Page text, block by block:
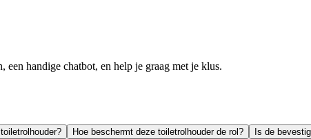
handige chatbot, en help je graag met je klus.
Hoe beschermt deze toiletrolhouder de rol? Is de